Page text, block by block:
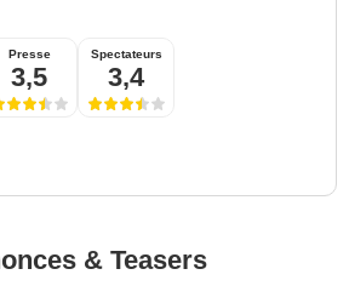
Presse
3,5
Spectateurs
3,4
& Teasers